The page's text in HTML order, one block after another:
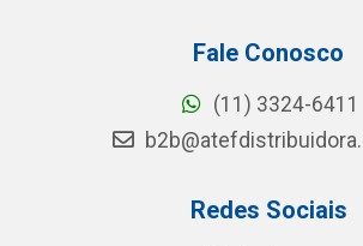
Fale Conosco
(11) 3324-6411
Redes Sociais